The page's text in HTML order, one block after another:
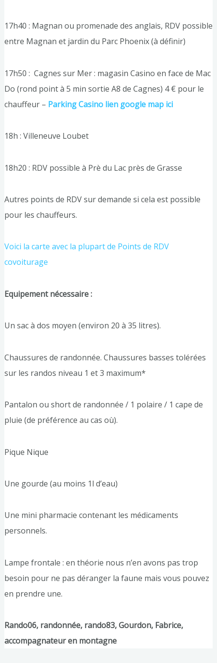
17h40 : Magnan ou promenade des anglais, RDV possible
entre Magnan et jardin du Parc Phoenix (à définir)
17h50 : Cagnes sur Mer : magasin Casino en face de Mac
Do (rond point à 5 min sortie A8 de Cagnes) 4 € pour le
chauffeur – Parking Casino lien google map ici
18h : Villeneuve Loubet
18h20 : RDV possible à Prè du Lac près de Grasse
Autres points de RDV sur demande si cela est possible
pour les chauffeurs.
Voici la carte avec la plupart de Points de RDV
covoiturage
Equipement nécessaire :
Un sac à dos moyen (environ 20 à 35 litres).
Chaussures de randonnée. Chaussures basses tolérées
sur les randos niveau 1 et 3 maximum*
Pantalon ou short de randonnée / 1 polaire / 1 cape de
pluie (de préférence au cas où).
Pique Nique
Une gourde (au moins 1l d’eau)
Une mini pharmacie contenant les médicaments
personnels.
Lampe frontale : en théorie nous n’en avons pas trop
besoin pour ne pas déranger la faune mais vous pouvez
en prendre une.
Rando06, randonnée, rando83, Gourdon, Fabrice,
accompagnateur en montagne